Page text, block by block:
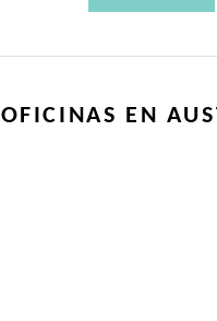
OFICINAS EN